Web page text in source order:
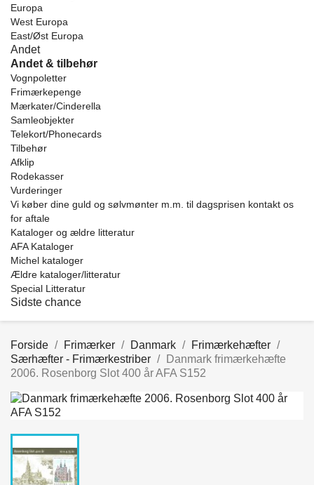
Europa
West Europa
East/Øst Europa
Andet
Andet & tilbehør
Vognpoletter
Frimærkepenge
Mærkater/Cinderella
Samleobjekter
Telekort/Phonecards
Tilbehør
Afklip
Rodekasser
Vurderinger
Vi køber dine guld og sølvmønter m.m. til dagsprisen kontakt os
for aftale
Kataloger og ældre litteratur
AFA Kataloger
Michel kataloger
Ældre kataloger/litteratur
Special Litteratur
Sidste chance
Forside Frimærker Danmark
Frimærkehæfter
Særhæfter - Frimærkestriber
Danmark frimærkehæfte
2006. Rosenborg Slot 400 år AFA S152